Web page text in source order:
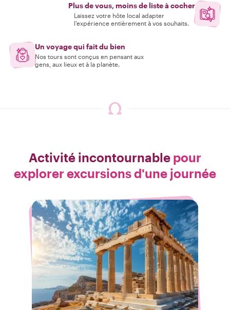
Plus de vous, moins de liste à cocher
Laissez votre hôte local adapter
l'expérience entièrement à vos souhaits.
Un voyage qui fait du bien
Nos tours sont conçus en pensant aux
gens, aux lieux et à la planète.
Activité incontournable pour
explorer excursions d'une journée